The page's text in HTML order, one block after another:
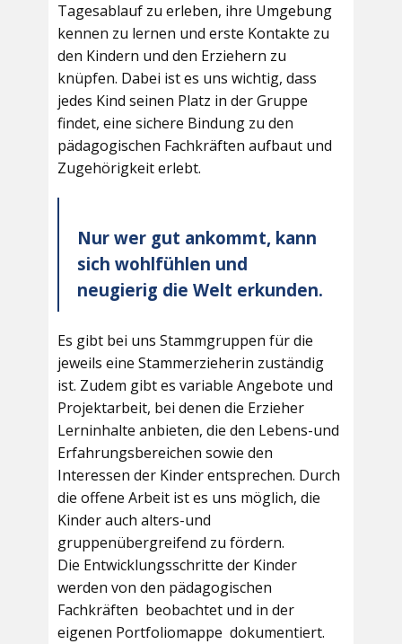
Tagesablauf zu erleben, ihre Umgebung
kennen zu lernen und erste Kontakte zu
den Kindern und den Erziehern zu
knüpfen. Dabei ist es uns wichtig, dass
jedes Kind seinen Platz in der Gruppe
findet, eine sichere Bindung zu den
pädagogischen Fachkräften aufbaut und
Zugehörigkeit erlebt.
Nur wer gut ankommt, kann
sich wohlfühlen und
neugierig die Welt erkunden.
Es gibt bei uns Stammgruppen für die
jeweils eine Stammerzieherin zuständig
ist. Zudem gibt es variable Angebote und
Projektarbeit, bei denen die Erzieher
Lerninhalte anbieten, die den Lebens-und
Erfahrungsbereichen sowie den
Interessen der Kinder entsprechen. Durch
die offene Arbeit ist es uns möglich, die
Kinder auch alters-und
gruppenübergreifend zu fördern.
Die Entwicklungsschritte der Kinder
werden von den pädagogischen
Fachkräften beobachtet und in der
eigenen Portfoliomappe dokumentiert.